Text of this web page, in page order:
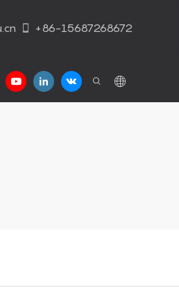
+86-15687268672